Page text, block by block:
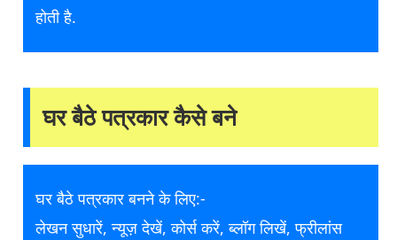
होती है.
घर बैठे पत्रकार कैसे बने
घर बैठे पत्रकार बनने के लिए:-
लेखन सुधारें, न्यूज़ देखें, कोर्स करें, ब्लॉग लिखें, फ्रीलांस